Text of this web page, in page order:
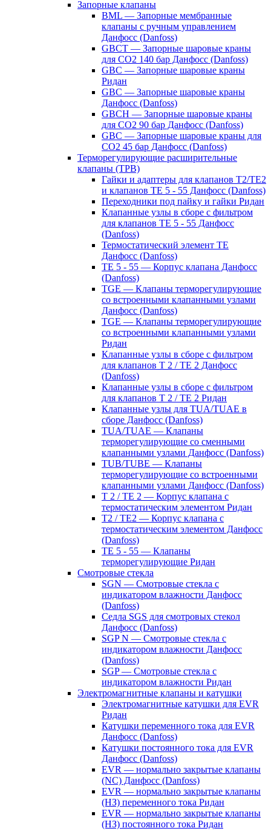
Запорные клапаны
BML — Запорные мембранные
клапаны с ручным управлением
Данфосс (Danfoss)
GBCT — Запорные шаровые краны
для CO2 140 бар Данфосс (Danfoss)
GBC — Запорные шаровые краны
Ридан
GBC — Запорные шаровые краны
Данфосс (Danfoss)
GBCH — Запорные шаровые краны
для CO2 90 бар Данфосс (Danfoss)
GBC — Запорные шаровые краны для
CO2 45 бар Данфосс (Danfoss)
Терморегулирующие расширительные
клапаны (ТРВ)
Гайки и адаптеры для клапанов T2/TE2
и клапанов TE 5 - 55 Данфосс (Danfoss)
Переходники под пайку и гайки Ридан
Клапанные узлы в сборе с фильтром
для клапанов TE 5 - 55 Данфосс
(Danfoss)
Термостатический элемент TE
Данфосс (Danfoss)
TE 5 - 55 — Корпус клапана Данфосс
(Danfoss)
TGE — Клапаны терморегулирующие
со встроенными клапанными узлами
Данфосс (Danfoss)
TGE — Клапаны терморегулирующие
со встроенными клапанными узлами
Ридан
Клапанные узлы в сборе с фильтром
для клапанов T 2 / TE 2 Данфосс
(Danfoss)
Клапанные узлы в сборе с фильтром
для клапанов T 2 / TE 2 Ридан
Клапанные узлы для TUA/TUAE в
сборе Данфосс (Danfoss)
TUA/TUAE — Клапаны
терморегулирующие со сменными
клапанными узлами Данфосс (Danfoss)
TUB/TUBE — Клапаны
терморегулирующие со встроенными
клапанными узлами Данфосс (Danfoss)
T 2 / TE 2 — Корпус клапана с
термостатическим элементом Ридан
T2 / TE2 — Корпус клапана с
термостатическим элементом Данфосс
(Danfoss)
TE 5 - 55 — Клапаны
терморегулирующие Ридан
Смотровые стекла
SGN — Смотровые стекла с
индикатором влажности Данфосс
(Danfoss)
Седла SGS для смотровых стекол
Данфосс (Danfoss)
SGP N — Смотровые стекла с
индикатором влажности Данфосс
(Danfoss)
SGP — Смотровые стекла с
индикатором влажности Ридан
Электромагнитные клапаны и катушки
Электромагнитные катушки для EVR
Ридан
Катушки переменного тока для EVR
Данфосс (Danfoss)
Катушки постоянного тока для EVR
Данфосс (Danfoss)
EVR — нормально закрытые клапаны
(NC) Данфосс (Danfoss)
EVR — нормально закрытые клапаны
(НЗ) переменного тока Ридан
EVR — нормально закрытые клапаны
(НЗ) постоянного тока Ридан